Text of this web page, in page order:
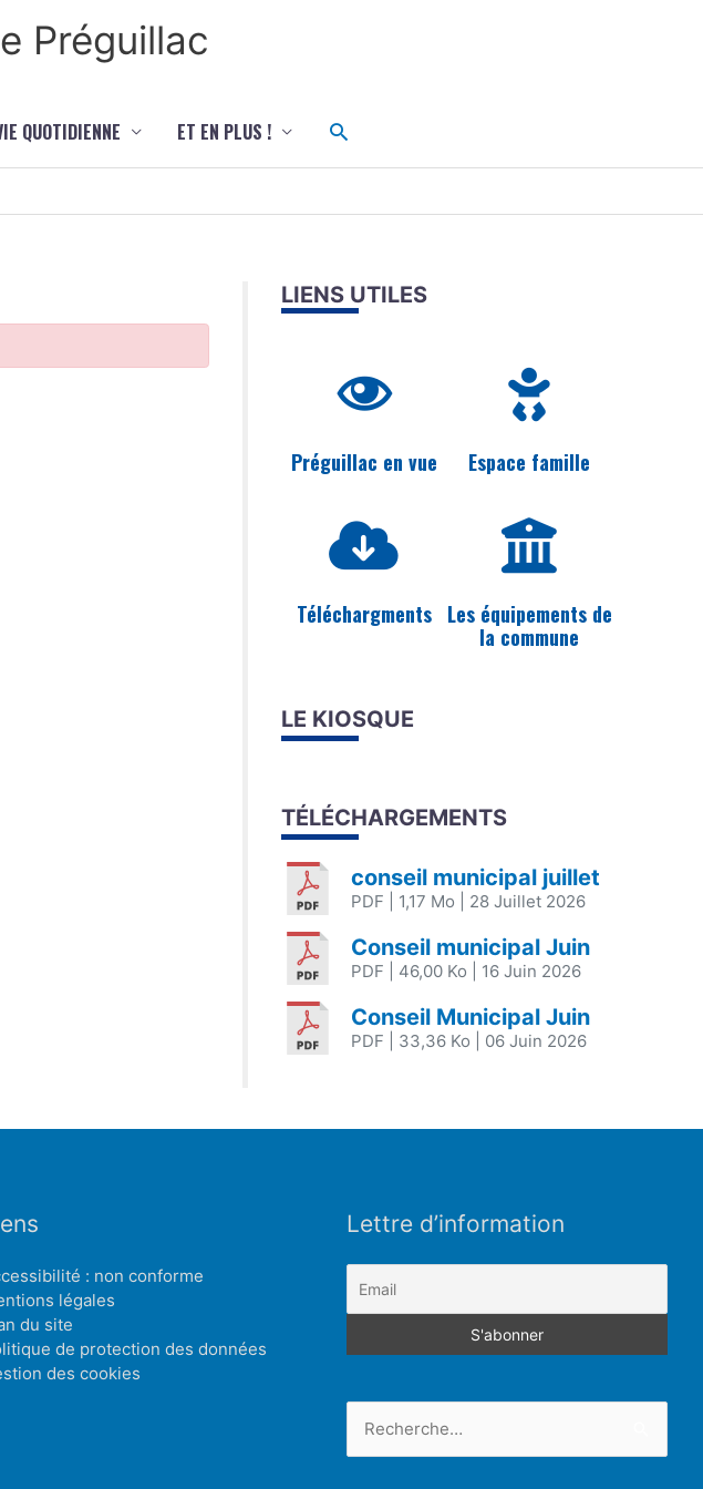
Préguillac
QUOTIDIENNE ET EN PLUS ! Rechercher
LIENS UTILES
Préguillac en vue Espace famille
Téléchargments Les équipements de
la commune
LE KIOSQUE
TÉLÉCHARGEMENTS
conseil municipal juillet
PDF | 1,17 Mo | 28 Juillet 2026
Conseil municipal Juin
PDF | 46,00 Ko | 16 Juin 2026
Conseil Municipal Juin
PDF | 33,36 Ko | 06 Juin 2026
: non conforme
légales
du site
de protection des données
des cookies
Lettre d’information